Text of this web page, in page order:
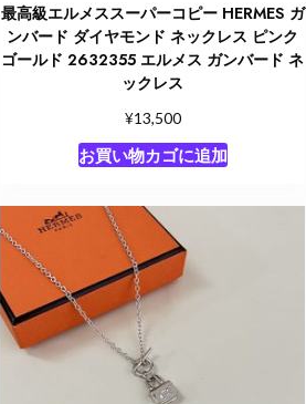
最高級エルメススーパーコピー HERMES ガ
ンバード ダイヤモンド ネックレス ピンク
ゴールド 2632355 エルメス ガンバード ネ
ックレス
¥13,500
お買い物カゴに追加